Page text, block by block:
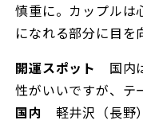
慎重に。カップルは
になれる部分に目を
開運スポット
国内
性がいいですが、テ
国内
軽井沢（長野